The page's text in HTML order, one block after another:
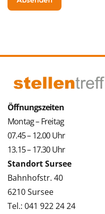
Öffnungszeiten
Montag – Freitag
07.45 – 12.00 Uhr
13.15 – 17.30 Uhr
Standort Sursee
Bahnhofstr. 40
6210 Sursee
Tel.: 041 922 24 24